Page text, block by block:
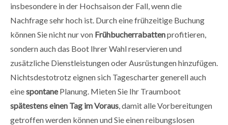
insbesondere in der Hochsaison der Fall, wenn die
Nachfrage sehr hoch ist. Durch eine frühzeitige Buchung
können Sie nicht nur von Frühbucherrabattenprofitieren,
sondern auch das Boot Ihrer Wahl reservieren und
zusätzliche Dienstleistungen oder Ausrüstungen hinzufügen.
Nichtsdestotrotz eignen sich Tagescharter generell auch
einespontanePlanung. Mieten Sie Ihr Traumboot
spätestens einen Tag im Voraus, damit alle Vorbereitungen
getroffen werden können und Sie einen reibungslosen